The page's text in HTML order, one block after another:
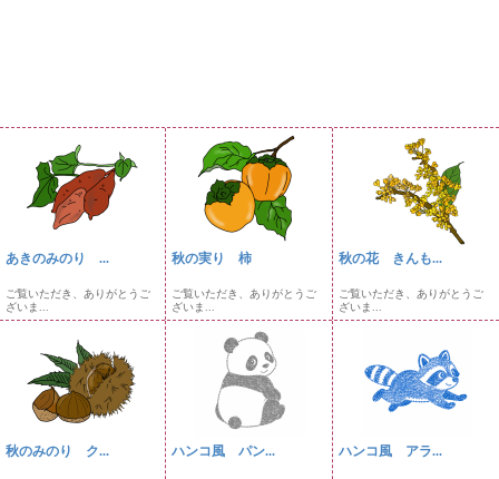
あきのみのり ...
ご覧いただき、ありがとうご
ざいま...
秋の実り 柿
ご覧いただき、ありがとうご
ざいま...
秋の花 きんも...
ご覧いただき、ありがとうご
ざいま...
秋のみのり ク... ハンコ風 パン... ハンコ風 アラ...